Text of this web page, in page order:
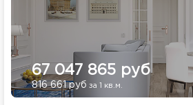
67 047 865 руб
816 661 руб за 1 кв.м.